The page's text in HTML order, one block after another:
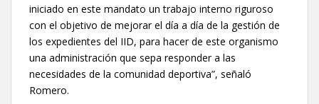
iniciado en este mandato un trabajo interno riguroso
con el objetivo de mejorar el día a día de la gestión de
los expedientes del IID, para hacer de este organismo
una administración que sepa responder a las
necesidades de la comunidad deportiva”, señaló
Romero.